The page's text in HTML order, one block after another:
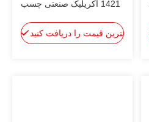
1421 آکریلیک صنعتی چسب
بهترین قیمت را دریافت کنید